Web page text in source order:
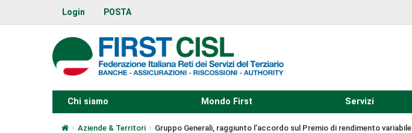
Login POSTA
Chi siamo Mondo First Servizi
Aziende & Territori Gruppo Generali, raggiunto l’accordo sul Premio di rendimento variabile